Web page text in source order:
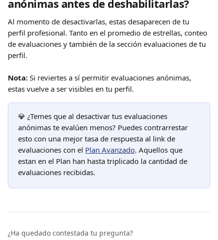
anónimas antes de deshabilitarlas?
Al momento de desactivarlas, estas desaparecen de tu
perfil profesional. Tanto en el promedio de estrellas, conteo
de evaluaciones y también de la sección evaluaciones de tu
perfil.
Nota: Si reviertes a sí permitir evaluaciones anónimas,
estas vuelve a ser visibles en tu perfil.
💎 ¿Temes que al desactivar tus evaluaciones
anónimas te evalúen menos? Puedes contrarrestar
esto con una mejor tasa de respuesta al link de
evaluaciones con el Plan Avanzado. Aquellos que
estan en el Plan han hasta triplicado la cantidad de
evaluaciones recibidas.
¿Ha quedado contestada tu pregunta?